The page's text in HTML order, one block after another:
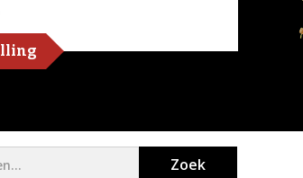
Zoek